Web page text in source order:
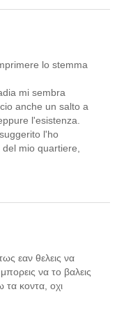
lo stemma
mi sembra
anche un salto a
l'esistenza.
l'ho
mio quartiere,
εαν θελεις να
να το βαλεις
τα κοντα, οχι